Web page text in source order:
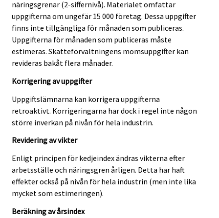
näringsgrenar (2-siffernivå). Materialet omfattar
uppgifterna om ungefär 15 000 företag. Dessa uppgifter
finns inte tillgängliga för månaden som publiceras.
Uppgifterna för månaden som publiceras måste
estimeras. Skatteförvaltningens momsuppgifter kan
revideras bakåt flera månader.
Korrigering av uppgifter
Uppgiftslämnarna kan korrigera uppgifterna
retroaktivt. Korrigeringarna har dock i regel inte någon
större inverkan på nivån för hela industrin.
Revidering av vikter
Enligt principen för kedjeindex ändras vikterna efter
arbetsställe och näringsgren årligen. Detta har haft
effekter också på nivån för hela industrin (men inte lika
mycket som estimeringen).
Beräkning av årsindex